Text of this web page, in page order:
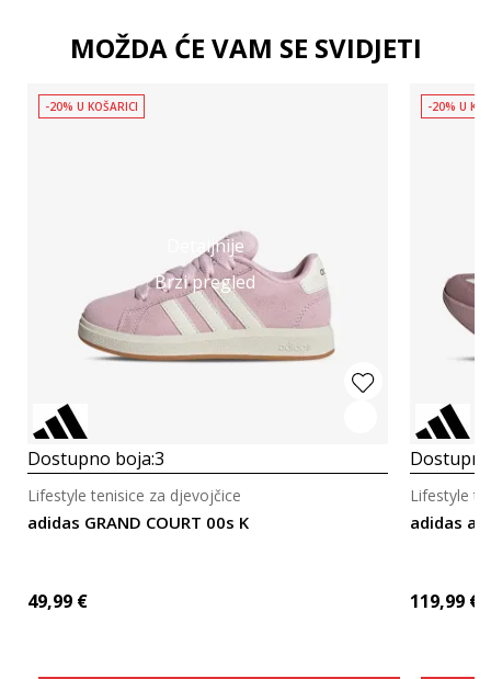
MOŽDA ĆE VAM SE SVIDJETI
Detaljnije
Brzi pregled
-20% U KOŠARICI
Dostupno boja:3
adidas GRAND COURT 00s K
Lifestyle tenisice za djevojčice
49,99 €
-20% U
adidas
Lifestyle
119,99 €